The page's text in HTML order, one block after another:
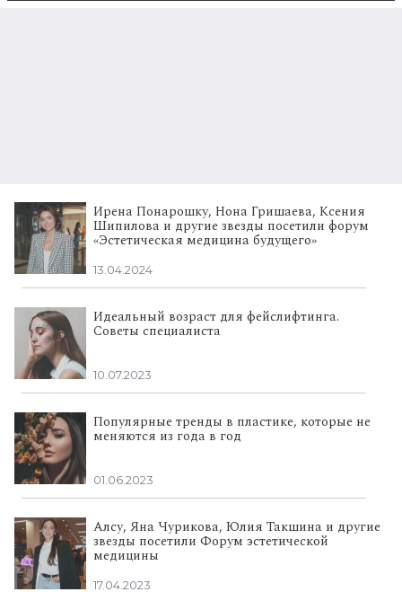
Ирена Понарошку, Нона Гришаева, Ксения
Шипилова и другие звезды посетили форум
«Эстетическая медицина будущего»
13.04.2024
Идеальный возраст для фейслифтинга.
Советы специалиста
10.07.2023
Популярные тренды в пластике, которые не
меняются из года в год
01.06.2023
Алсу, Яна Чурикова, Юлия Такшина и другие
звезды посетили Форум эстетической
медицины
17.04.2023